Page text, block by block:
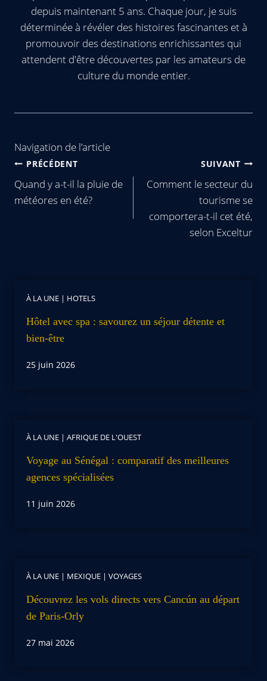
depuis maintenant 5 ans. Chaque jour, je suis
déterminée à révéler des histoires fascinantes et à
promouvoir des destinations enrichissantes qui
attendent d'être découvertes par les amateurs de
culture du monde entier.
Navigation de l’article
PRÉCÉDENT
Quand y a-t-il la pluie de
météores en été?
SUIVANT
Comment le secteur du
tourisme se
comportera-t-il cet été,
selon Exceltur
À LA UNE | HOTELS
Hôtel avec spa : savourez un séjour détente et
bien-être
25 juin 2026
À LA UNE | AFRIQUE DE L'OUEST
Voyage au Sénégal : comparatif des meilleures
agences spécialisées
11 juin 2026
À LA UNE | MEXIQUE | VOYAGES
Découvrez les vols directs vers Cancún au départ
de Paris-Orly
27 mai 2026